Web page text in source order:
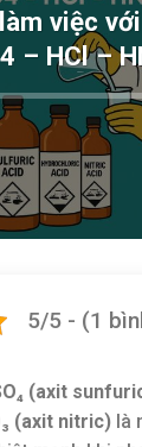
việc
– HCl –
5/5 - (1
(axit
(axit nitric) là